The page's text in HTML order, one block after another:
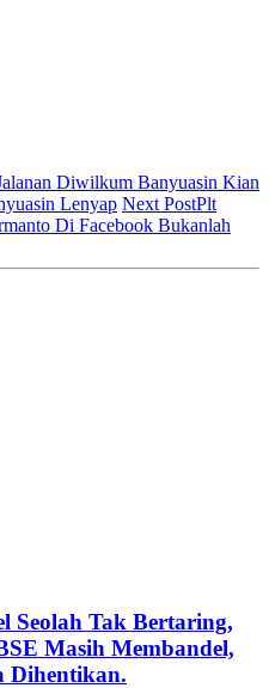
Diwilkum Banyuasin Kian
Lenyap Next PostPlt
Di Facebook Bukanlah
Seolah Tak Bertaring,
Masih Membandel,
Dihentikan.